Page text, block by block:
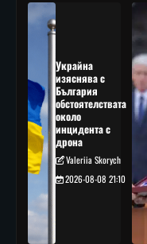
Украйна
изяснява с
България
обстоятелствата
около
инцидента с
дрона
Valeriia Skorych
2026-08-08 21:10